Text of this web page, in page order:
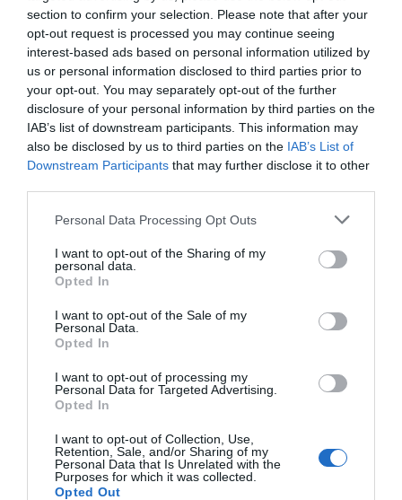
section to confirm your selection. Please note that after your
opt-out request is processed you may continue seeing
interest-based ads based on personal information utilized by
us or personal information disclosed to third parties prior to
your opt-out. You may separately opt-out of the further
disclosure of your personal information by third parties on the
IAB’s list of downstream participants. This information may
also be disclosed by us to third parties on the IAB’s List of
Downstream Participants that may further disclose it to other
Please note that this website/app uses one or more Google
not limited to your visit or usage behaviour. You may click to
grant or deny consent to Google and its third-party tags to
use your data for below specified purposes in below Google
consent section.
Personal Data Processing Opt Outs
I want to opt-out of the Sharing of my
personal data.
Opted In
I want to opt-out of the Sale of my
Personal Data.
Opted In
I want to opt-out of processing my
Personal Data for Targeted Advertising.
Opted In
I want to opt-out of Collection, Use,
Retention, Sale, and/or Sharing of my
Personal Data that Is Unrelated with the
Purposes for which it was collected.
Opted Out
Megosztás: Facebook Twitter Pinterest
Címkék: család,babaszületés,Illés Fanni
Korábbi bejegyzések Következő bejegyzés
HASONLÓ BEJEGYZÉSEK
Mikes Anna és Krausz Gábor kitálaltak a házasságukról